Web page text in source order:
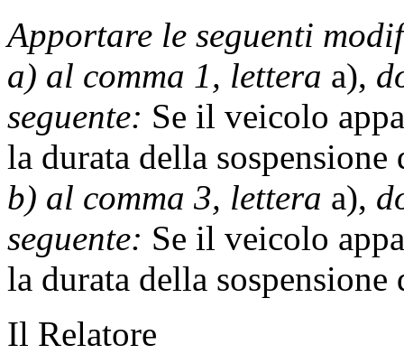
Apportare le seguenti
a) al comma 1, lettera a),
seguente: Se il veicolo
la durata della
b) al comma 3, lettera a),
seguente: Se il veicolo
la durata della
Il Relatore